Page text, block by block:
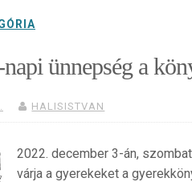
ünnepség a
HALISISTVAN
2022. december 3-án,
várja a gyerekeket a